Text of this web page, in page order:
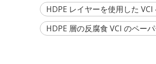
HDPE レイヤーを使用した VCI
HDPE 層の反腐食 VCI のペー